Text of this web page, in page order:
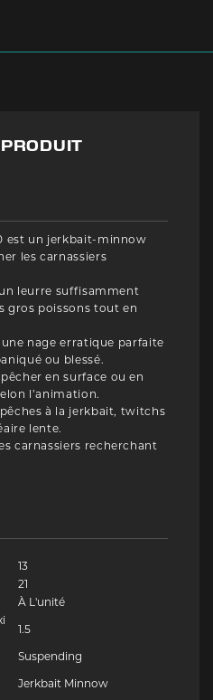
est un jerkbait-minnow
les carnassiers
leurre suffisamment
gros poissons tout en
nage erratique parfaite
ou blessé.
en surface ou en
l’animation.
à la jerkbait, twitchs
lente.
carnassiers recherchant
13
21
À L'unité
1.5
Suspending
Jerkbait Minnow